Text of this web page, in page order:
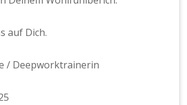
auf Dich.
/ Deepworktrainerin